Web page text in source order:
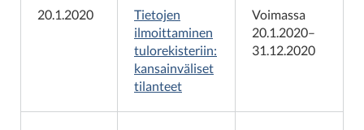
20.1.2020
Tietojen
ilmoittaminen
tulorekisteriin:
kansainväliset
tilanteet
Voimassa
20.1.2020–
31.12.2020